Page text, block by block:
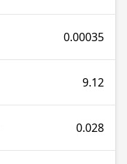
0.00035
9.12
0.028